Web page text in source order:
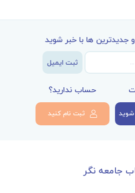
جدیدترین ها با خبر شوید
ثبت ایمیل
شوید
حساب ندارید؟
ثبت نام کنید
جامعه نگر